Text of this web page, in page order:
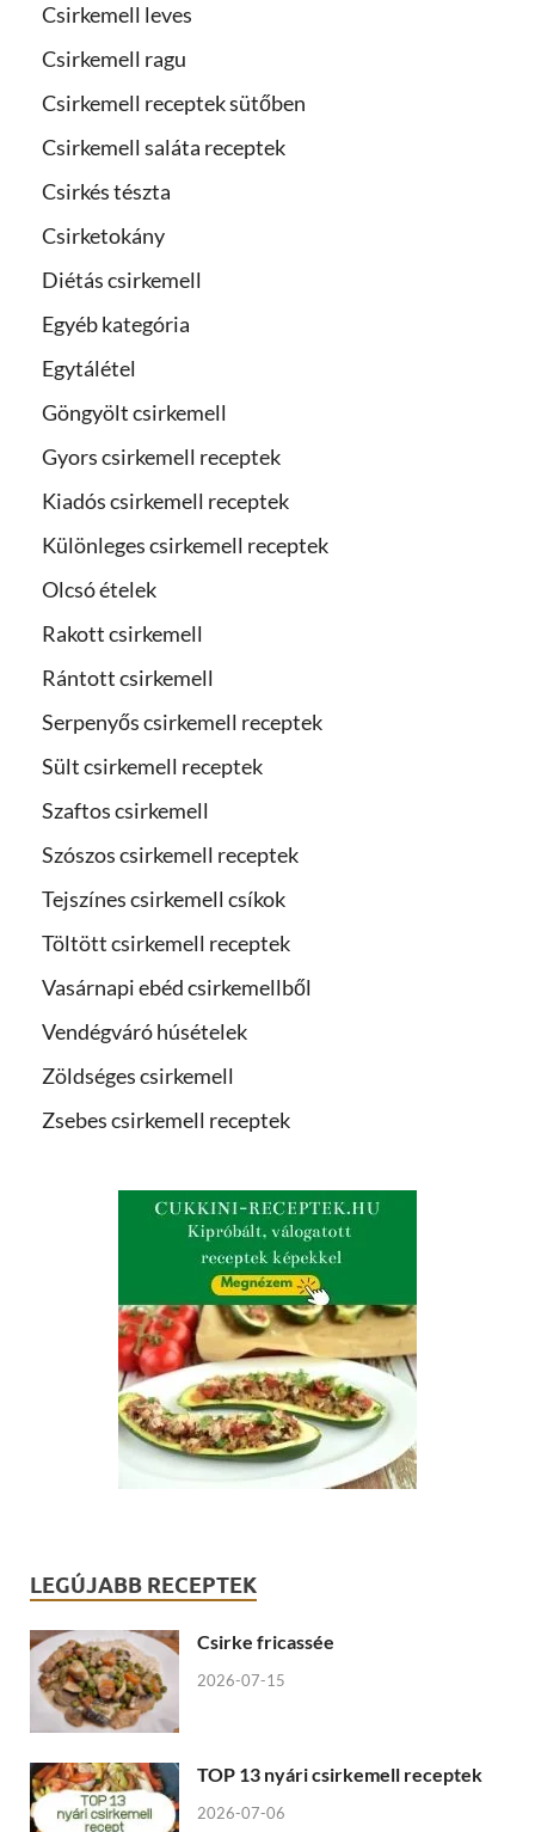
Csirkemell leves
Csirkemell ragu
Csirkemell receptek sütőben
Csirkemell saláta receptek
Csirkés tészta
Csirketokány
Diétás csirkemell
Egyéb kategória
Egytálétel
Göngyölt csirkemell
Gyors csirkemell receptek
Kiadós csirkemell receptek
Különleges csirkemell receptek
Olcsó ételek
Rakott csirkemell
Rántott csirkemell
Serpenyős csirkemell receptek
Sült csirkemell receptek
Szaftos csirkemell
Szószos csirkemell receptek
Tejszínes csirkemell csíkok
Töltött csirkemell receptek
Vasárnapi ebéd csirkemellből
Vendégváró húsételek
Zöldséges csirkemell
Zsebes csirkemell receptek
LEGÚJABB RECEPTEK
Csirke fricassée
2026-07-15
TOP 13 nyári csirkemell receptek
2026-07-06